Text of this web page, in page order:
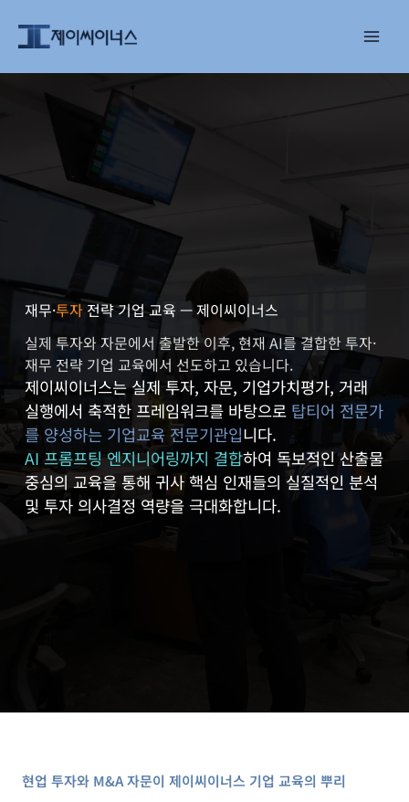
로
재무·투자전략 기업 교육 — 제이씨이너스
실제 투자와 자문에서 출발한 이후, 현재 AI를 결합한 투자·
재무 전략 기업 교육에서 선도하고 있습니다.
제이씨이너스는 실제 투자, 자문, 기업가치평가, 거래
실행에서 축적한 프레임워크를 바탕으로 탑티어 전문가
를 양성하는 기업교육 전문기관입니다.
AI 프롬프팅 엔지니어링까지 결합하여 독보적인 산출물
중심의 교육을 통해 귀사 핵심 인재들의 실질적인 분석
및 투자 의사결정 역량을 극대화합니다.
현업 투자와 M&A 자문이 제이씨이너스 기업 교육의 뿌리